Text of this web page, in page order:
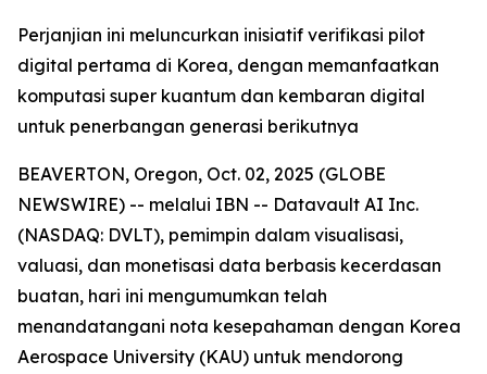
Perjanjian ini meluncurkan inisiatif verifikasi pilot
digital pertama di Korea, dengan memanfaatkan
komputasi super kuantum dan kembaran digital
untuk penerbangan generasi berikutnya
BEAVERTON, Oregon, Oct. 02, 2025 (GLOBE
NEWSWIRE) -- melalui IBN -- Datavault AI Inc.
(NASDAQ: DVLT), pemimpin dalam visualisasi,
valuasi, dan monetisasi data berbasis kecerdasan
buatan, hari ini mengumumkan telah
menandatangani nota kesepahaman dengan Korea
Aerospace University (KAU) untuk mendorong